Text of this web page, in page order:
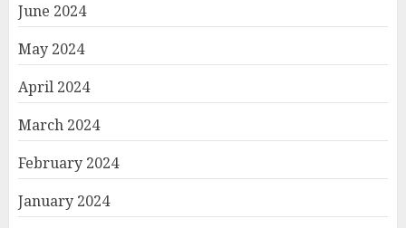
June 2024
May 2024
April 2024
March 2024
February 2024
January 2024